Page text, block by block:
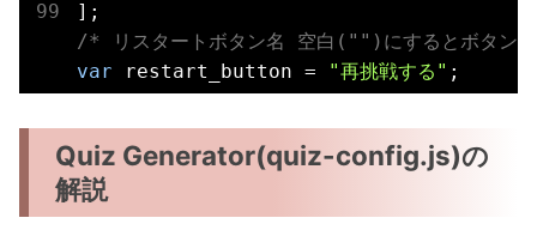
/* リスタートボタン名 空白("")にするとボタン
var restart_button = "再挑戦する" ;
Quiz Generator(quiz-config.js)の
解説